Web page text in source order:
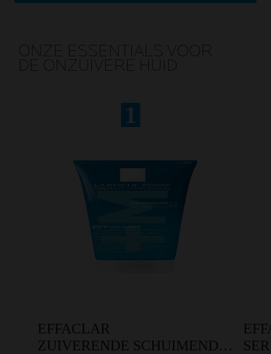
ONZE ESSENTIALS VOOR
DE ONZUIVERE HUID
1
EFFACLAR
ZUIVERENDE SCHUIMENDE